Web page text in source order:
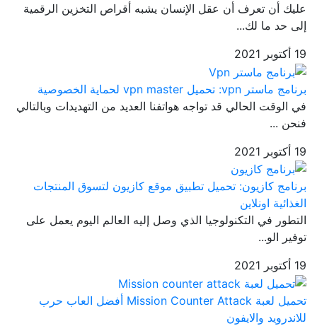
عليك أن تعرف أن عقل الإنسان يشبه أقراص التخزين الرقمية
إلى حد ما لك...
19 أكتوبر 2021
برنامج ماستر vpn: تحميل vpn master لحماية الخصوصية
في الوقت الحالي قد تواجه هواتفنا العديد من التهديدات وبالتالي
فنحن ...
19 أكتوبر 2021
برنامج كازيون: تحميل تطبيق موقع كازيون لتسوق المنتجات
الغذائية اونلاين
التطور في التكنولوجيا الذي وصل إليه العالم اليوم يعمل على
توفير الو...
19 أكتوبر 2021
تحميل لعبة Mission Counter Attack أفضل العاب حرب
للاندرويد والايفون